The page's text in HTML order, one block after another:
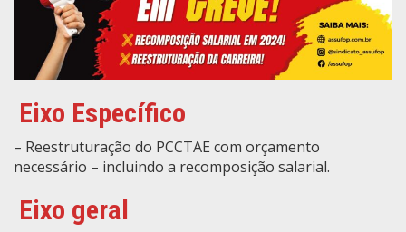
Eixo Específico
– Reestruturação do PCCTAE com orçamento
necessário – incluindo a recomposição salarial.
Eixo geral